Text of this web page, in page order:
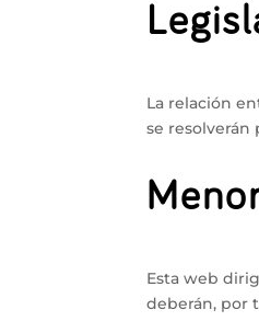
La relación
se resolverán
Esta web
deberán, por